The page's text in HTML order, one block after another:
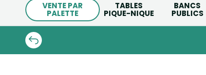
VENTE PAR
PALETTE
TABLES
PIQUE-NIQUE
BANCS
PUBLICS